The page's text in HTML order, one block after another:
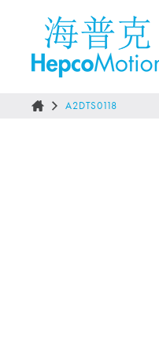
A2DTS0118